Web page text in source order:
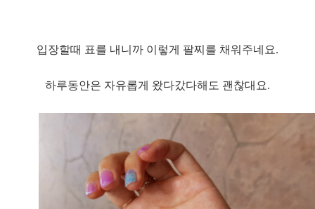
입장할때 표를 내니까 이렇게 팔찌를 채워주네요.
하루동안은 자유롭게 왔다갔다해도 괜찮대요.